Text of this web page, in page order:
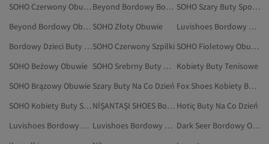
SOHO Czerwony Obuwie
Beyond Bordowy Botki I Kozaki
SOHO Szary Buty Sportowe
Beyond Bordowy Obuwie SOHO Złoty Obuwie
Luvishoes Bordowy Botki I Kozaki
Bordowy Dzieci Buty Na Co DzieńSOHO Czerwony Szpilki
SOHO Fioletowy Obuwie
SOHO Beżowy Obuwie
SOHO Srebrny Buty Na Koturnie
Kobiety Buty Tenisowe
SOHO Brązowy Obuwie Szary Buty Na Co Dzień
Fox Shoes Kobiety Buty Na Co Dzień
SOHO Kobiety Buty Sportowe
NİŞANTAŞI SHOES Bordowy Obuwie Hotiç Buty Na Co Dzień
Luvishoes Bordowy Obuwie
Luvishoes Bordowy Botki
Dark Seer Bordowy Odzież